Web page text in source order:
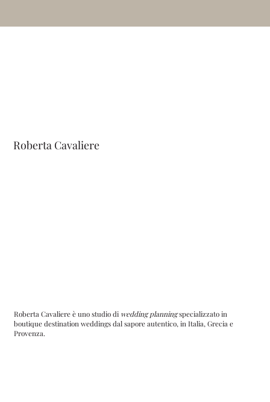
Roberta Cavaliere
Roberta Cavaliere è uno studio di wedding planningspecializzato in
boutique destination weddings dal sapore autentico, in Italia, Grecia e
Provenza.